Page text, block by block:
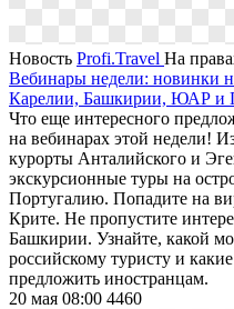
Новость Profi.Travel На
Вебинары недели: новинки
Карелии, Башкирии, ЮАР и
Что еще интересного
на вебинарах этой недели!
курорты Анталийского и
экскурсионные туры на
Португалию. Попадите на
Крите. Не пропустите
Башкирии. Узнайте, какой
российскому туристу и
предложить иностранцам.
20 мая 08:00 4460